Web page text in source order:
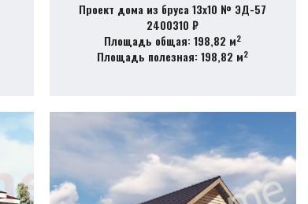
Проект дома из бруса 13х10 № ЭД-57
2400310 ₽
Площадь общая: 198,82 м2
Площадь полезная: 198,82 м2